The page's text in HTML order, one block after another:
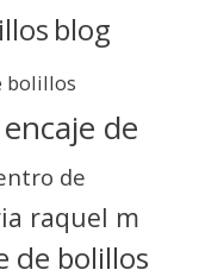
blog
bolillos
encaje de
de
raquel m
de bolillos